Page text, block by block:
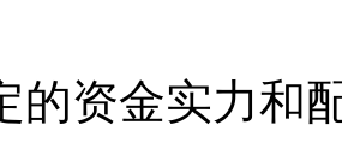
的资金实力和